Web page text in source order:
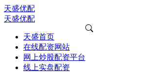
天盛优配
天盛优配
天盛首页
在线配资网站
网上炒股配资平台
线上实盘配资